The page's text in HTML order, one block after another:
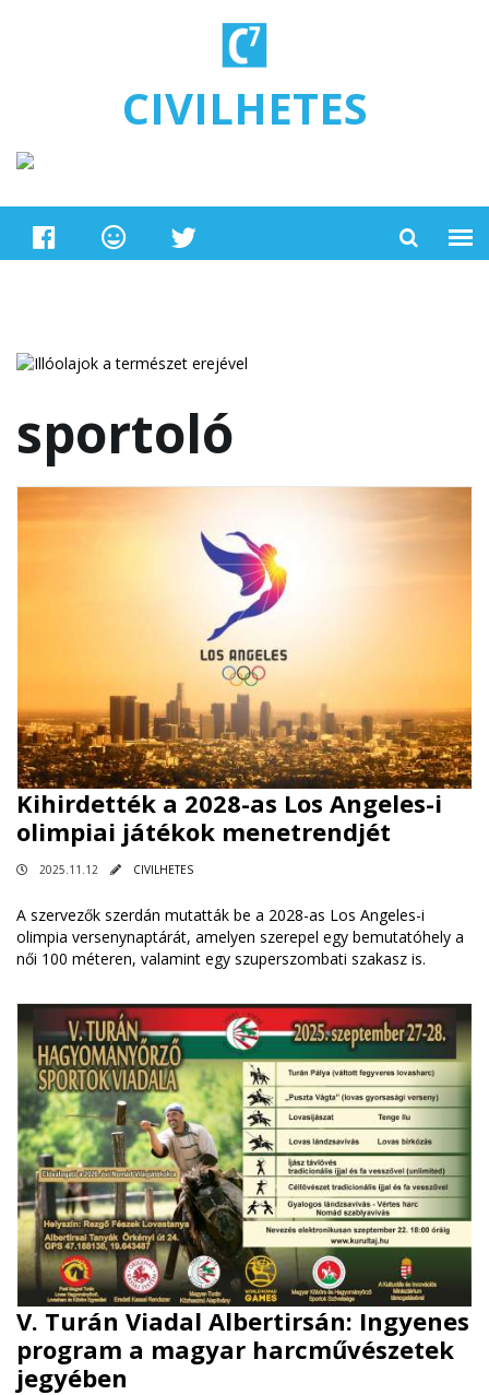
CIVILHETES
sportoló
Kihirdették a 2028-as Los Angeles-i
olimpiai játékok menetrendjét
2025.11.12 CIVILHETES
A szervezők szerdán mutatták be a 2028-as Los Angeles-i
olimpia versenynaptárát, amelyen szerepel egy bemutatóhely a
női 100 méteren, valamint egy szuperszombati szakasz is.
V. Turán Viadal Albertirsán: Ingyenes
program a magyar harcművészetek
jegyében